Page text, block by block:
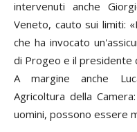
intervenuti anche
Veneto, cauto sui limiti:
che ha invocato
di Progeo e il presidente
A margine anche
Agricoltura della
uomini, possono essere